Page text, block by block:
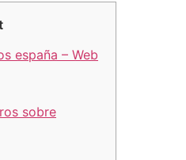
españa – Web
sobre